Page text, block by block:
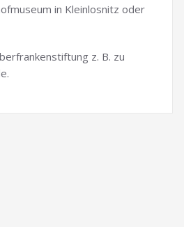
in Kleinlosnitz oder
z. B. zu